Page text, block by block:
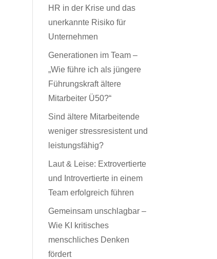
HR in der Krise und das
unerkannte Risiko für
Unternehmen
Generationen im Team –
„Wie führe ich als jüngere
Führungskraft ältere
Mitarbeiter Ü50?“
Sind ältere Mitarbeitende
weniger stressresistent und
leistungsfähig?
Laut & Leise: Extrovertierte
und Introvertierte in einem
Team erfolgreich führen
Gemeinsam unschlagbar –
Wie KI kritisches
menschliches Denken
fördert